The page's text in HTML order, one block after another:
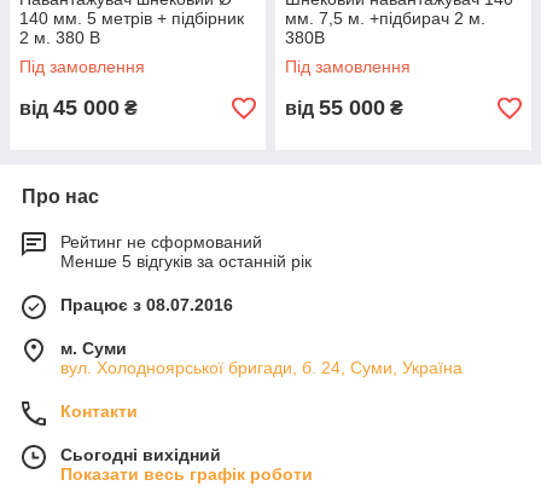
140 мм. 5 метрів + підбірник
2 м. 380 В
Під замовлення
від 45 000 ₴
мм. 7,5 м. +підбирач 2 м.
380В
Під замовлення
від 55 000 ₴
Про нас
Рейтинг не сформований
Менше 5 відгуків за останній рік
Працює з 08.07.2016
м. Суми
вул. Холодноярської бригади, б. 24, Суми, Україна
Контакти
Сьогодні вихідний
Показати весь графік роботи